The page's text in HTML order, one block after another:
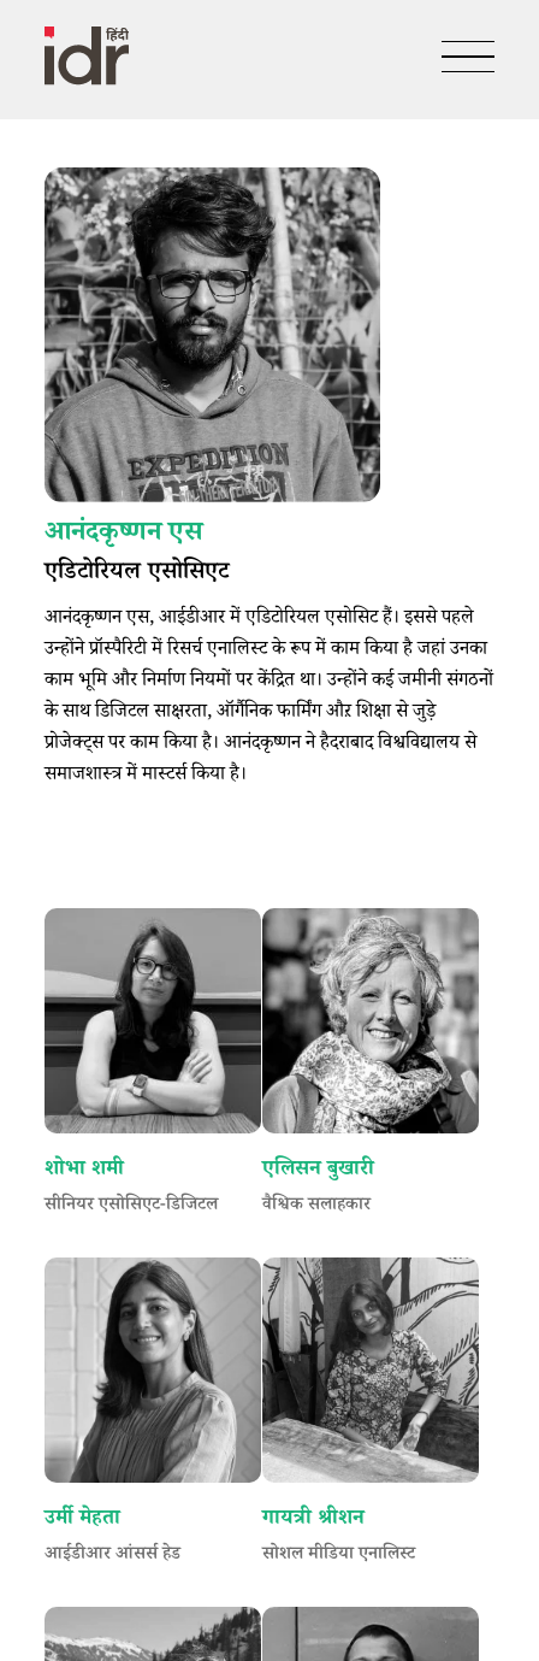
आनंदकृष्णन एस
एडिटोरियल एसोसिएट
आनंदकृष्णन एस, आईडीआर में एडिटोरियल एसोसिट हैं। इससे पहले
उन्होंने प्रॉस्पैरिटी में रिसर्च एनालिस्ट के रूप में काम किया है जहां उनका
काम भूमि और निर्माण नियमों पर केंद्रित था। उन्होंने कई जमीनी संगठनों
के साथ डिजिटल साक्षरता, ऑर्गैनिक फार्मिंग औऱ शिक्षा से जुड़े
प्रोजेक्ट्स पर काम किया है। आनंदकृष्णन ने हैदराबाद विश्वविद्यालय से
समाजशास्त्र में मास्टर्स किया है।
शोभा शमी
सीनियर एसोसिएट-डिजिटल
एलिसन बुखारी
वैश्विक सलाहकार
उर्मी मेहता
आईडीआर आंसर्स हेड
गायत्री श्रीशन
सोशल मीडिया एनालिस्ट